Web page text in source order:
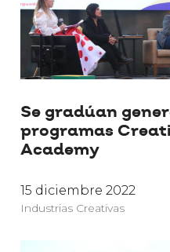
Se gradúan
programas
Academy
15 diciembre 2022
Industrias Creativas